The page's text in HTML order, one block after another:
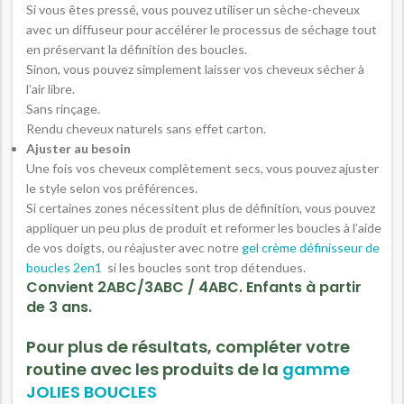
Si vous êtes pressé, vous pouvez utiliser un sèche-cheveux
avec un diffuseur pour accélérer le processus de séchage tout
en préservant la définition des boucles.
Sinon, vous pouvez simplement laisser vos cheveux sécher à
l’air libre.
Sans rinçage.
Rendu cheveux naturels sans effet carton.
Ajuster au besoin
Une fois vos cheveux complètement secs, vous pouvez ajuster
le style selon vos préférences.
Si certaines zones nécessitent plus de définition, vous pouvez
appliquer un peu plus de produit et reformer les boucles à l’aide
de vos doigts, ou réajuster avec notregel crème définisseur de
boucles 2en1 si les boucles sont trop détendues.
Convient 2ABC/3ABC / 4ABC. Enfants à partir
de 3 ans.
Pour plus de résultats, compléter votre
routine avec les produits de la gamme
JOLIES BOUCLES